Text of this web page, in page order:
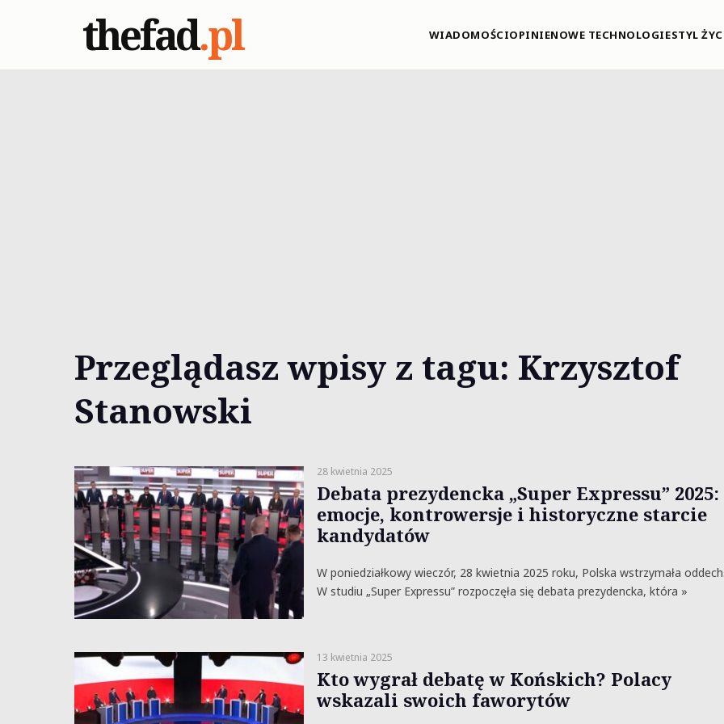
thefad.pl WIADOMOŚCIOPINIENOWE TECHNOLOGIESTYL
Przeglądasz wpisy z tagu: Krzysztof
Stanowski
28 kwietnia 2025
Debata prezydencka „Super Expressu” 2025:
emocje, kontrowersje i historyczne starcie
kandydatów
W poniedziałkowy wieczór, 28 kwietnia 2025 roku, Polska wstrzymała
W studiu „Super Expressu” rozpoczęła się debata prezydencka, która »
13 kwietnia 2025
Kto wygrał debatę w Końskich? Polacy
wskazali swoich faworytów